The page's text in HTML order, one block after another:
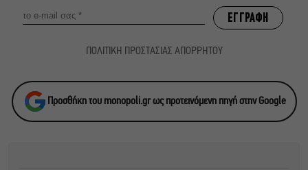
ΠΟΛΙΤΙΚΗ ΠΡΟΣΤΑΣΙΑΣ ΑΠΟΡΡΗΤΟΥ
Προσθήκη του monopoli.gr ως προτεινόμενη πηγή στην Google